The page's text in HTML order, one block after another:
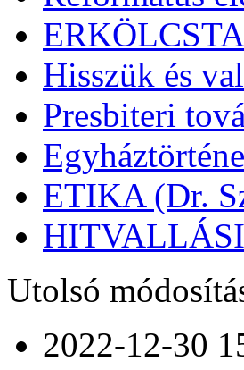
Hisszük és
Presbiteri
ETIKA (Dr.
HITVALLÁSI
Utolsó
2022-12-30